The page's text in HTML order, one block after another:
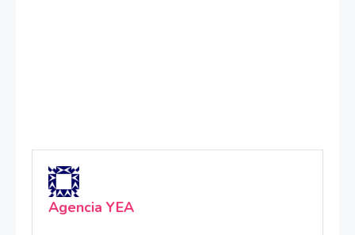
Agencia YEA